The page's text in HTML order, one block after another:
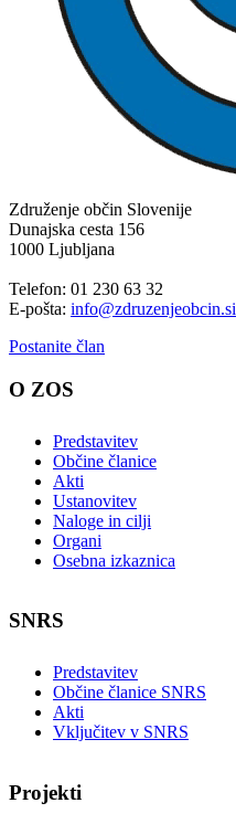
Združenje občin Slovenije
Dunajska cesta 156
1000 Ljubljana
Telefon: 01 230 63 32
E-pošta: info@zdruzenjeobcin.si
Postanite član
O ZOS
Predstavitev
Občine članice
Akti
Ustanovitev
Naloge in cilji
Organi
Osebna izkaznica
SNRS
Predstavitev
Občine članice SNRS
Akti
Vključitev v SNRS
Projekti